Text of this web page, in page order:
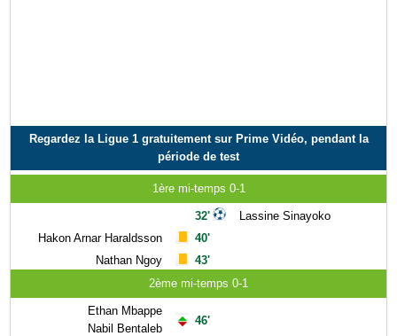
Regardez la Ligue 1 gratuitement sur Prime Vidéo, pendant la
période de test
1ère mi-temps 0-1
Hakon Arnar Haraldsson
Nathan Ngoy
32'
40'
43'
Lassine Sinayoko
2ème mi-temps 0-1
Ethan Mbappe
Nabil Bentaleb
46'